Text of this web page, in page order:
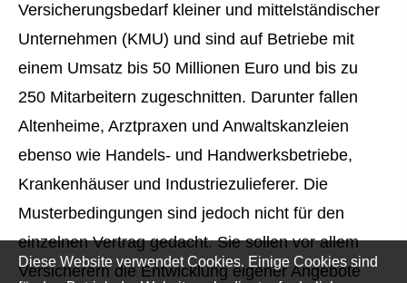
Versicherungsbedarf kleiner und mittelständischer
Unternehmen (KMU) und sind auf Betriebe mit
einem Umsatz bis 50 Millionen Euro und bis zu
250 Mitarbeitern zugeschnitten. Darunter fallen
Altenheime, Arztpraxen und Anwaltskanzleien
ebenso wie Handels- und Handwerksbetriebe,
Krankenhäuser und Industriezulieferer. Die
Musterbedingungen sind jedoch nicht für den
einzelnen Vertrag gedacht. Sie sollen vor allem
Versicherern die Entwicklung eigener Angebote
Diese Website verwendet Cookies. Einige Cookies sind